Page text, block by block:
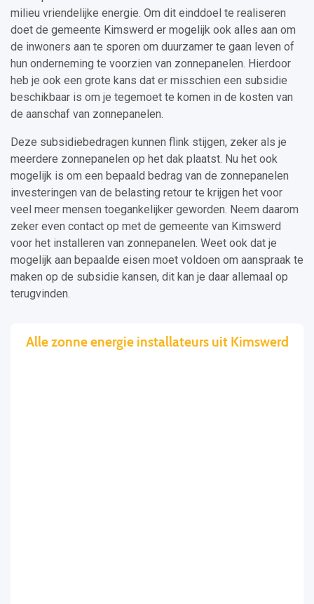
milieu vriendelijke energie. Om dit einddoel te realiseren
doet de gemeente Kimswerd er mogelijk ook alles aan om
de inwoners aan te sporen om duurzamer te gaan leven of
hun onderneming te voorzien van zonnepanelen. Hierdoor
heb je ook een grote kans dat er misschien een subsidie
beschikbaar is om je tegemoet te komen in de kosten van
de aanschaf van zonnepanelen.
Deze subsidiebedragen kunnen flink stijgen, zeker als je
meerdere zonnepanelen op het dak plaatst. Nu het ook
mogelijk is om een bepaald bedrag van de zonnepanelen
investeringen van de belasting retour te krijgen het voor
veel meer mensen toegankelijker geworden. Neem daarom
zeker even contact op met de gemeente van Kimswerd
voor het installeren van zonnepanelen. Weet ook dat je
mogelijk aan bepaalde eisen moet voldoen om aanspraak te
maken op de subsidie kansen, dit kan je daar allemaal op
terugvinden.
Alle zonne energie installateurs uit Kimswerd